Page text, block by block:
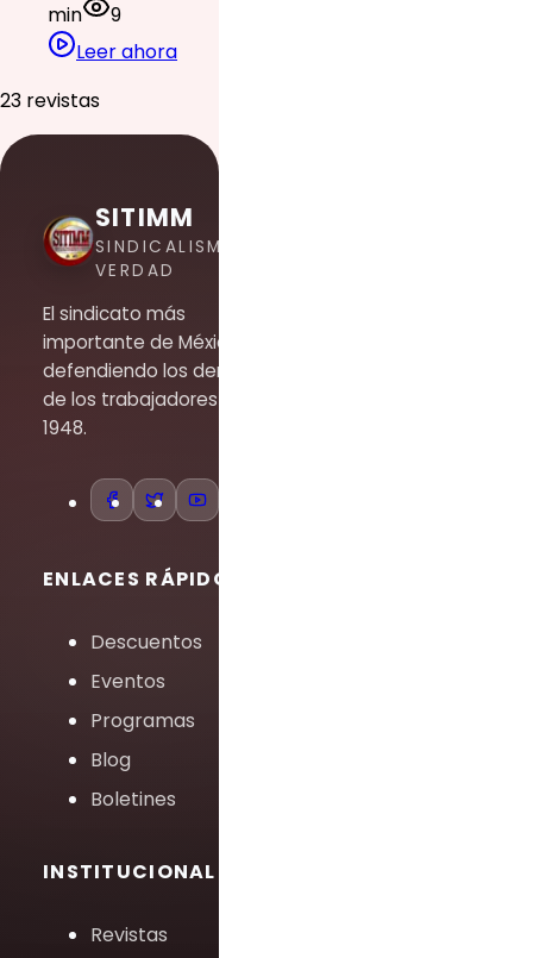
min
9
Leer ahora
23 revistas
SITIMM
SINDICALISMO DE
VERDAD
El sindicato más
importante de México,
defendiendo los derechos
de los trabajadores desde
1948.
ENLACES RÁPIDOS
Descuentos
Eventos
Programas
Blog
Boletines
INSTITUCIONAL
Revistas